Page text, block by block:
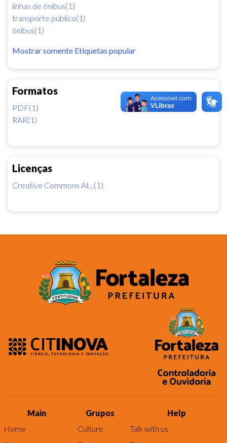
linhas de ônibus(1)
transporte público(1)
ônibus(1)
Mostrar somente Etiquetas popular
Formatos
PDF(1)
RAR(1)
Licenças
Creative Commons At...(1)
Main
Home
Grupos
Culture
Help
Talk with us